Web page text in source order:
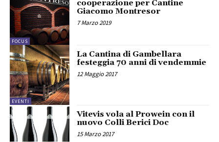
FOCUS
cooperazione per Cantine
Giacomo Montresor
7 Marzo 2019
EVENTI
La Cantina di Gambellara
festeggia 70 anni di vendemmie
12 Maggio 2017
Vitevis vola al Prowein con il
nuovo Colli Berici Doc
15 Marzo 2017